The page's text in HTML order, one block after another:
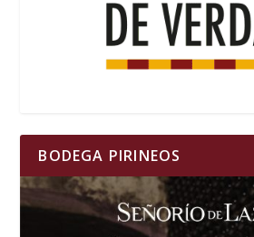
BODEGA PIRINEOS